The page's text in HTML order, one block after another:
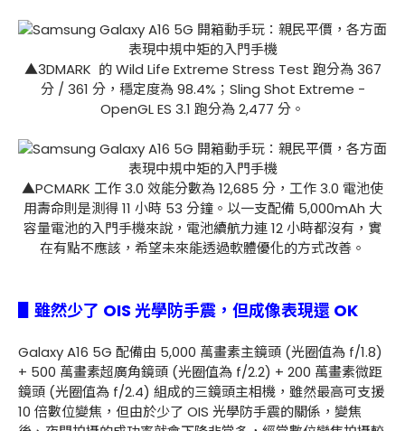
▲3DMARK 的 Wild Life Extreme Stress Test 跑分為 367
分 / 361 分，穩定度為 98.4%；Sling Shot Extreme -
OpenGL ES 3.1 跑分為 2,477 分。
▲PCMARK 工作 3.0 效能分數為 12,685 分，工作 3.0 電池使
用壽命則是測得 11 小時 53 分鐘。以一支配備 5,000mAh 大
容量電池的入門手機來說，電池續航力連 12 小時都沒有，實
在有點不應該，希望未來能透過軟體優化的方式改善。
▋雖然少了 OIS 光學防手震，但成像表現還 OK
Galaxy A16 5G 配備由 5,000 萬畫素主鏡頭 (光圈值為 f/1.8)
+ 500 萬畫素超廣角鏡頭 (光圈值為 f/2.2) + 200 萬畫素微距
鏡頭 (光圈值為 f/2.4) 組成的三鏡頭主相機，雖然最高可支援
10 倍數位變焦，但由於少了 OIS 光學防手震的關係，變焦